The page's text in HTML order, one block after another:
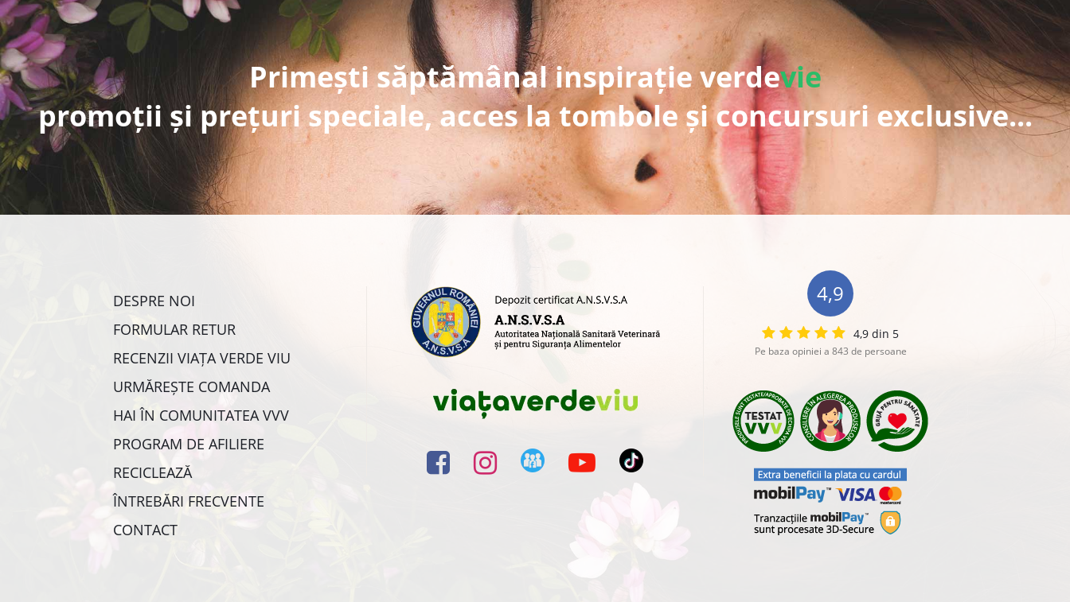
Primești săptămânal inspirație verdevie
promoții și prețuri speciale, acces la tombole și concursuri exclusive...
DESPRE NOI
FORMULAR RETUR
RECENZII VIAȚA VERDE VIU
URMĂREȘTE COMANDA
HAI ÎN COMUNITATEA VVV
PROGRAM DE AFILIERE
RECICLEAZĂ
ÎNTREBĂRI FRECVENTE
CONTACT
4,9
4,9 din 5
Pe baza opiniei a 843 de persoane